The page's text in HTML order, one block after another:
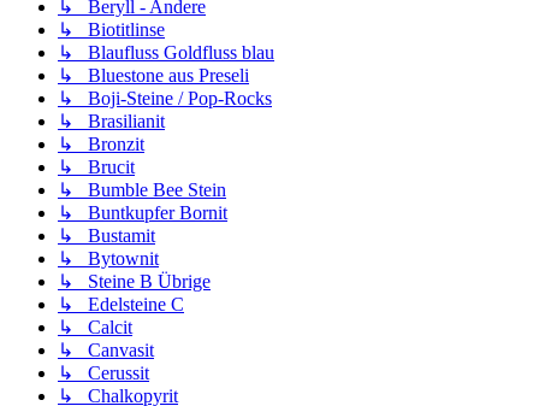
↳ Beryll - Andere
↳ Biotitlinse
↳ Blaufluss Goldfluss blau
↳ Bluestone aus Preseli
↳ Boji-Steine / Pop-Rocks
↳ Brasilianit
↳ Bronzit
↳ Brucit
↳ Bumble Bee Stein
↳ Buntkupfer Bornit
↳ Bustamit
↳ Bytownit
↳ Steine B Übrige
↳ Edelsteine C
↳ Calcit
↳ Canvasit
↳ Cerussit
↳ Chalkopyrit